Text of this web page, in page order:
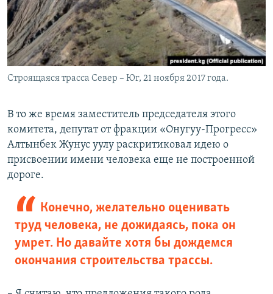
Строящаяся трасса Север – Юг, 21 ноября 2017 года.
В то же время заместитель председателя этого
комитета, депутат от фракции «Онугуу-Прогресс»
Алтынбек Жунус уулу раскритиковал идею о
присвоении имени человека еще не построенной
дороге.
Конечно, желательно оценивать
труд человека, не дожидаясь, пока он
умрет. Но давайте хотя бы дождемся
окончания строительства трассы.